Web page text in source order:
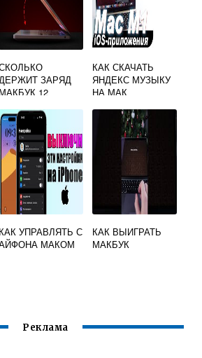
ЗАРЯД
МАКБУК 12
КАК СКАЧАТЬ
ЯНДЕКС МУЗЫКУ
НА МАК
КАК УПРАВЛЯТЬ С
МАКОМ
КАК ВЫИГРАТЬ
МАКБУК
Реклама